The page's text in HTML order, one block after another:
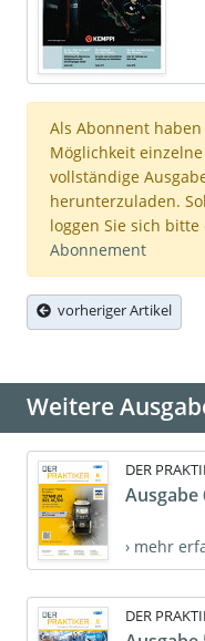
Als Abonnent haben
Möglichkeit
vollständige
herunterzuladen.
loggen Sie sich bitte
Abonnement
vorheriger Artikel
Weitere
DER
Ausgabe
› mehr
DER